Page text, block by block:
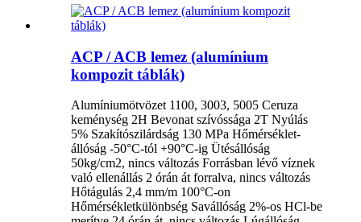
ACP / ACB lemez (alumínium
kompozit táblák)
Alumíniumötvözet 1100, 3003, 5005 Ceruza
keménység 2H Bevonat szívóssága 2T Nyúlás
5% Szakítószilárdság 130 MPa Hőmérséklet-
állóság -50°C-tól +90°C-ig Ütésállóság
50kg/cm2, nincs változás Forrásban lévő víznek
való ellenállás 2 órán át forralva, nincs változás
Hőtágulás 2,4 mm/m 100°C-on
Hőmérsékletkülönbség Savállóság 2%-os HCl-be